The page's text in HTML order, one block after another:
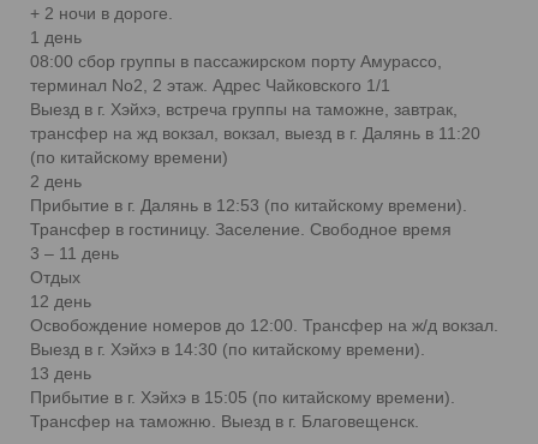
+ 2 ночи в дороге.
1 день
08:00 сбор группы в пассажирском порту Амурассо,
терминал No2, 2 этаж. Адрес Чайковского 1/1
Выезд в г. Хэйхэ, встреча группы на таможне, завтрак,
трансфер на жд вокзал, вокзал, выезд в г. Далянь в 11:20
(по китайскому времени)
2 день
Прибытие в г. Далянь в 12:53 (по китайскому времени).
Трансфер в гостиницу. Заселение. Свободное время
3 – 11 день
Отдых
12 день
Освобождение номеров до 12:00. Трансфер на ж/д вокзал.
Выезд в г. Хэйхэ в 14:30 (по китайскому времени).
13 день
Прибытие в г. Хэйхэ в 15:05 (по китайскому времени).
Трансфер на таможню. Выезд в г. Благовещенск.